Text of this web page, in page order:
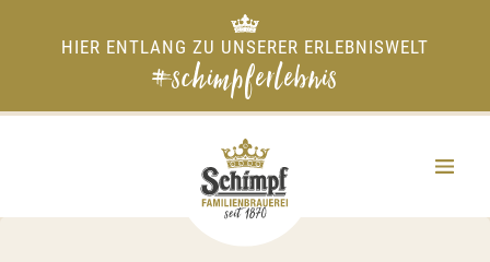
HIER ENTLANG ZU UNSERER ERLEBNISWELT
#schimpferlebnis